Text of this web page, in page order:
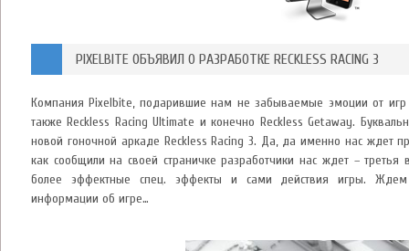
PIXELBITE ОБЪЯВИЛ О РАЗРАБОТКЕ RECKLESS RACING 3
Компания Pixelbite, подарившие нам не забываемые эмоции от игр
также Reckless Racing Ultimate и конечно Reckless Getaway.
новой гоночной аркаде Reckless Racing 3. Да, да именно нас ждет
как сообщили на своей страничке разработчики нас ждет –
более эффектные спец. эффекты и сами действия игры. Ждем
информации об игре…